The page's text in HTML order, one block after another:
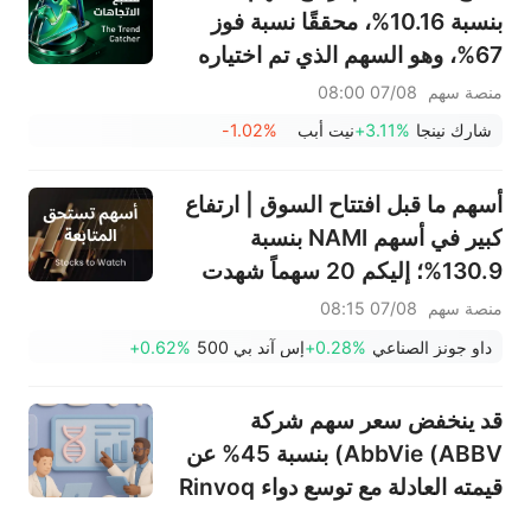
بنسبة 10.16%، محققًا نسبة فوز
67%، وهو السهم الذي تم اختياره
الأسبوع الماضي؛ يشهد قطاع
الأجهزة المنزلية انتعاشًا ملحوظًا - لا
منصة سهم
07/08 08:00
شارك نينجا +3.11%نيت أبب -1.02%
أسهم ما قبل افتتاح السوق | ارتفاع
كبير في أسهم NAMI بنسبة
130.9%؛ إليكم 20 سهماً شهدت
أغسطس)
منصة سهم
07/08 08:15
داو جونز الصناعي +0.28%إس آند بي 500 +0.62%
قد ينخفض سعر سهم شركة
AbbVie (ABBV) بنسبة 45% عن
قيمته العادلة مع توسع دواء Rinvoq